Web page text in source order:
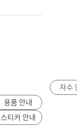
용품 안내
스티커 안내
자수